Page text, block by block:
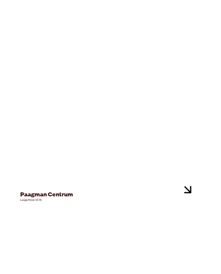
Paagman Centrum
Lange Poten 13-15